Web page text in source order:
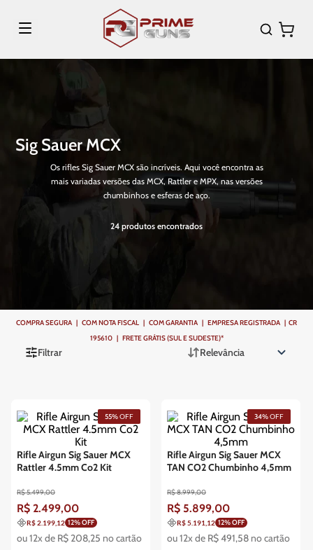
Sig Sauer MCX
Os rifles Sig Sauer MCX são incríveis. Aqui você encontra as
mais variadas versões das MCX, Rattler e MPX, nas versões
chumbinhos e esferas de aço.
24 produtos
COMPRA SEGURA | COM NOTA FISCAL | COM GARANTIA | EMPRESA REGISTRADA | CR
195610 | FRETE GRÁTIS (SUL E SUDESTE)*
Filtrar Relevância
Rifle Airgun Sig Sauer MCX
Rattler 4.5mm Co2 Kit
R$5.499,00
R$ 2.499,00
55%OFF
R$ 2.199,12 12% OFF
ou12x de R$ 208,25 no cartão
Rifle Airgun Sig Sauer MCX
TAN CO2 Chumbinho 4,5mm
R$8.999,00
R$ 5.899,00
34%OFF
R$ 5.191,12 12% OFF
ou12x de R$491,58 no cartão